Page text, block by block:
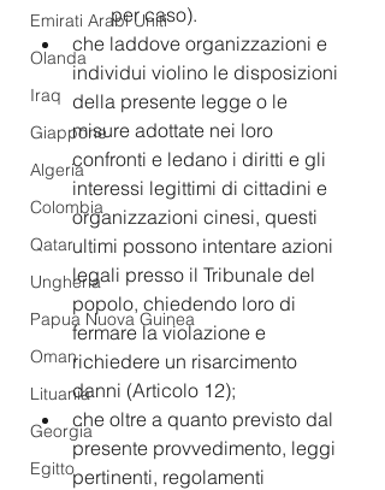
Emirati Arabi Uniti
Olanda
Iraq
Giappone
Algeria
Colombia
Qatar
Ungheria
Papua Nuova Guinea
Oman
Lituania
Georgia
Egitto
per caso).
che laddove organizzazioni e
individui violino le disposizioni
della presente legge o le
misure adottate nei loro
confronti e ledano i diritti e gli
interessi legittimi di cittadini e
organizzazioni cinesi, questi
ultimi possono intentare azioni
legali presso il Tribunale del
popolo, chiedendo loro di
fermare la violazione e
richiedere un risarcimento
danni (Articolo 12);
che oltre a quanto previsto dal
presente provvedimento, leggi
pertinenti, regolamenti